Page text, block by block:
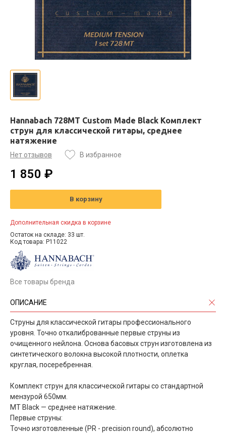
Hannabach 728MT Custom Made Black Комплект
струн для классической гитары, среднее
натяжение
Нет отзывов В избранное
1 850 ₽
В корзину
Дополнительная скидка в корзине
Остаток на складе: 33 шт.
Код товара: P11022
Все товары бренда
ОПИСАНИЕ
Струны для классической гитары профессионального
уровня. Точно откалиброванные первые струны из
очищенного нейлона. Основа басовых струн изготовлена из
синтетического волокна высокой плотности, оплетка
круглая, посеребренная.
Комплект струн для классической гитары со стандартной
мензурой 650мм.
МT Black — среднее натяжение.
Первые струны:
Точно изготовленные (PR - precision round), абсолютно